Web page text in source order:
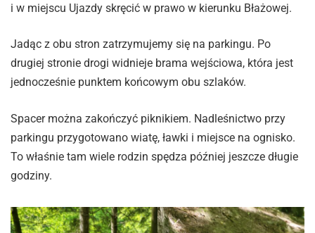
i w miejscu Ujazdy skręcić w prawo w kierunku Błażowej.
Jadąc z obu stron zatrzymujemy się na parkingu. Po
drugiej stronie drogi widnieje brama wejściowa, która jest
jednocześnie punktem końcowym obu szlaków.
Spacer można zakończyć piknikiem. Nadleśnictwo przy
parkingu przygotowano wiatę, ławki i miejsce na ognisko.
To właśnie tam wiele rodzin spędza później jeszcze długie
godziny.